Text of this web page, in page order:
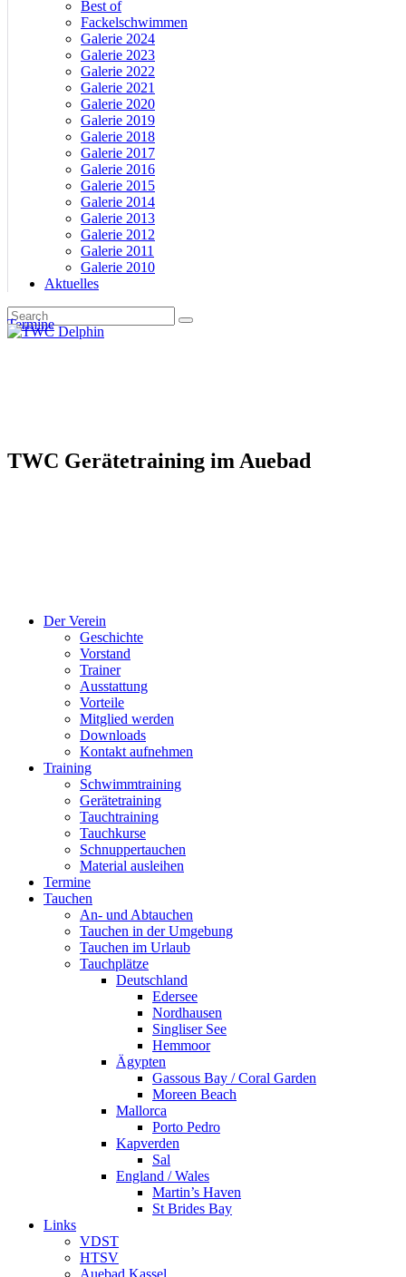
Best of
Fackelschwimmen
Galerie 2024
Galerie 2023
Galerie 2022
Galerie 2021
Galerie 2020
Galerie 2019
Galerie 2018
Galerie 2017
Galerie 2016
Galerie 2015
Galerie 2014
Galerie 2013
Galerie 2012
Galerie 2011
Galerie 2010
Aktuelles
Termine
TWC Gerätetraining im Auebad
Der Verein
Geschichte
Vorstand
Trainer
Ausstattung
Vorteile
Mitglied werden
Downloads
Kontakt aufnehmen
Training
Schwimmtraining
Gerätetraining
Tauchtraining
Tauchkurse
Schnuppertauchen
Material ausleihen
Termine
Tauchen
An- und Abtauchen
Tauchen in der Umgebung
Tauchen im Urlaub
Tauchplätze
Deutschland
Edersee
Nordhausen
Singliser See
Hemmoor
Ägypten
Gassous Bay / Coral Garden
Moreen Beach
Mallorca
Porto Pedro
Kapverden
Sal
England / Wales
Martin’s Haven
St Brides Bay
Links
VDST
HTSV
Auebad Kassel